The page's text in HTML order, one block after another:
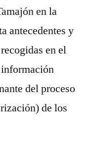
en la
antecedentes y
en el
del proceso
de los